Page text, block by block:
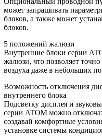
может запрашивать
блоков, а также может
блоков.
5 положений жалюзи
Внутренние блоки серии
жалюзи, что позволяет
воздуха даже в небольших
Возможность отключения
внутреннего блока
Подсветку дисплея и
серии ATOM можно
создавай комфортные
установке системы